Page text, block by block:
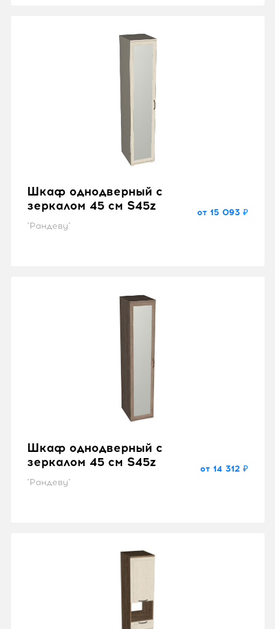
Шкаф однодверный с
зеркалом 45 см S45z
"Рандеву"
от 15 093 ₽
Шкаф однодверный с
зеркалом 45 см S45z
"Рандеву"
от 14 312 ₽